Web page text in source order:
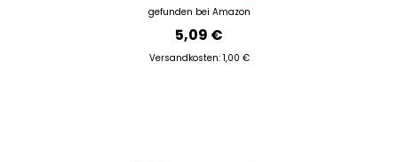
gefunden bei Amazon
5,09 €
Versandkosten: 1,00 €